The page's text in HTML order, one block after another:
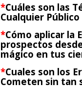
*Cuáles son las
Cualquier
*Cómo aplicar la
prospectos
mágico en tus
*Cuales son los
Cometen sin tan